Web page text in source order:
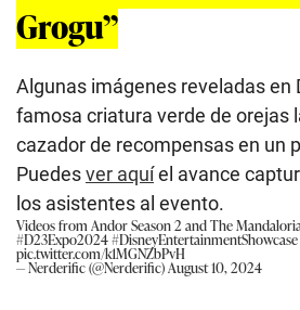
Grogu”
Algunas imágenes reveladas en
famosa criatura verde de orejas
cazador de recompensas en un
Puedesver aquíel avance
los asistentes al evento.
Videos from Andor Season 2 and The
#D23Expo2024#DisneyEntertainmentShowcase
pic.twitter.com/k1MGNZbPvH
— Nerderific (@Nerderific)August 10, 2024